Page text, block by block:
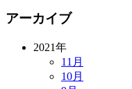
アーカイブ
2021年
11月
10月